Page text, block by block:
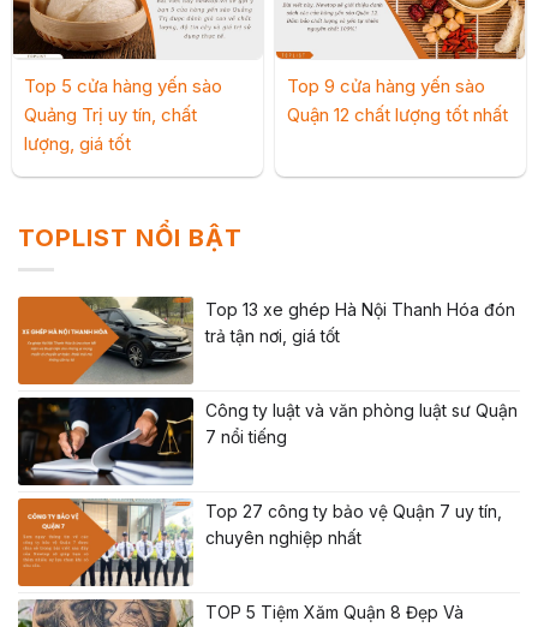
TOPLIST NỔI BẬT
Top 13 xe ghép Hà Nội Thanh Hóa đón
trả tận nơi, giá tốt
Công ty luật và văn phòng luật sư Quận
7 nổi tiếng
Top 27 công ty bảo vệ Quận 7 uy tín,
chuyên nghiệp nhất
TOP 5 Tiệm Xăm Quận 8 Đẹp Và
Top 5 cửa hàng yến sào
Quảng Trị uy tín, chất
lượng, giá tốt
Top 9 cửa hàng yến sào
Quận 12 chất lượng tốt nhất